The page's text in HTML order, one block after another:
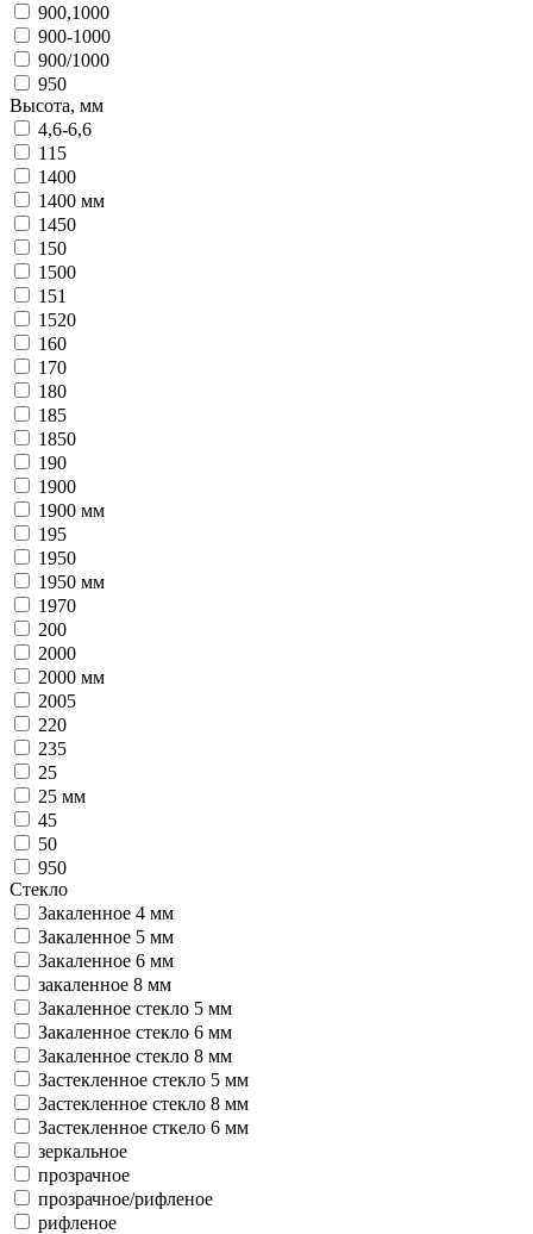
900,1000
900-1000
900/1000
950
Высота, мм
4,6-6,6
115
1400
1400 мм
1450
150
1500
151
1520
160
170
180
185
1850
190
1900
1900 мм
195
1950
1950 мм
1970
200
2000
2000 мм
2005
220
235
25
25 мм
45
50
950
Стекло
Закаленное 4 мм
Закаленное 5 мм
Закаленное 6 мм
закаленное 8 мм
Закаленное стекло 5 мм
Закаленное стекло 6 мм
Закаленное стекло 8 мм
Застекленное стекло 5 мм
Застекленное стекло 8 мм
Застекленное сткело 6 мм
зеркальное
прозрачное
прозрачное/рифленое
рифленое